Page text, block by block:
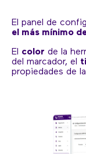
El panel de
el más mínimo
El color de la
del marcador, el
propiedades de